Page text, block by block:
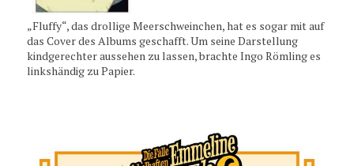
„Fluffy“, das drollige Meerschweinchen, hat es sogar mit auf
das Cover des Albums geschafft. Um seine Darstellung
kindgerechter aussehen zu lassen, brachte Ingo Römling es
linkshändig zu Papier.